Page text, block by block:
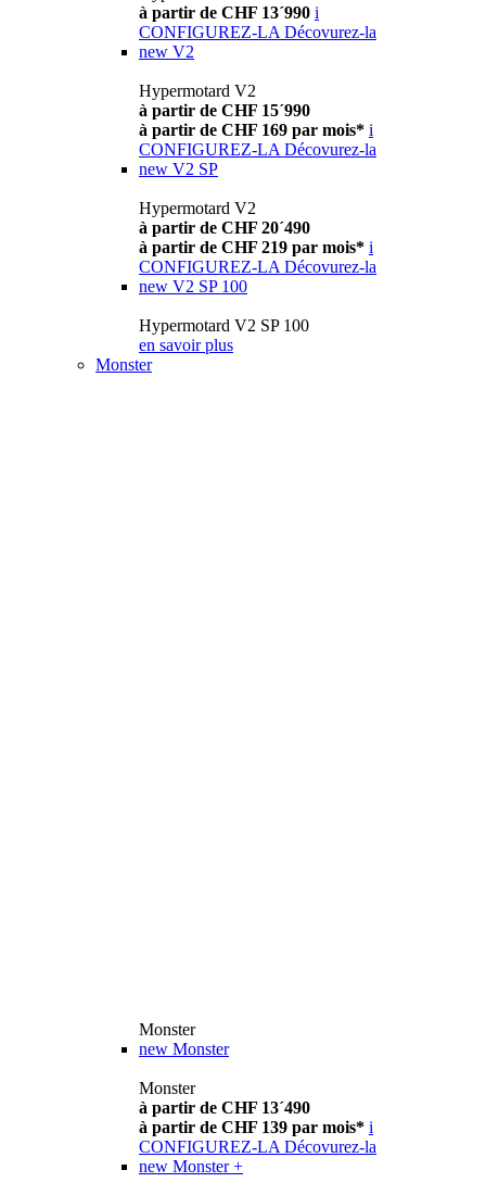
à partir de CHF 13´990 i
CONFIGUREZ-LA Décovurez-la
new V2
Hypermotard V2
à partir de CHF 15´990
à partir de CHF 169 par mois* i
CONFIGUREZ-LA Décovurez-la
new V2 SP
Hypermotard V2
à partir de CHF 20´490
à partir de CHF 219 par mois* i
CONFIGUREZ-LA Décovurez-la
new V2 SP 100
Hypermotard V2 SP 100
en savoir plus
Monster
Monster
new Monster
Monster
à partir de CHF 13´490
à partir de CHF 139 par mois* i
CONFIGUREZ-LA Décovurez-la
new Monster +